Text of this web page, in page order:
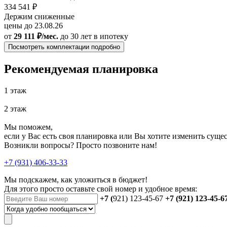
334 541 ₽
Держим сниженные
цены до 23.08.26
от 29 111 ₽/мес. до 30 лет в ипотеку
Посмотреть комплектации подробно
Рекомендуемая планировка
1 этаж
2 этаж
Мы поможем,
если у Вас есть своя планировка или Вы хотите изменить
Возникли вопросы? Просто позвоните нам!
+7 (931) 406-33-33
Мы подскажем, как уложиться в бюджет!
Для этого просто оставьте свой номер и удобное время:
+7 (921) 123-45-67 +7 (921) 123-45-